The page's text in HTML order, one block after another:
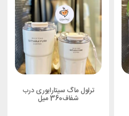
تراول ماگ سیتارایوری درب
شفاف360 میل